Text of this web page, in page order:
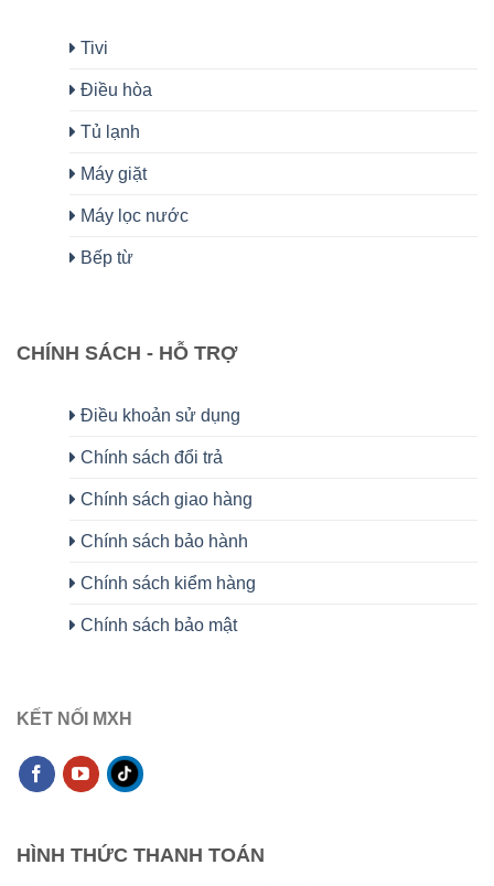
Tivi
Điều hòa
Tủ lạnh
Máy giặt
Máy lọc nước
Bếp từ
CHÍNH SÁCH - HỖ TRỢ
Điều khoản sử dụng
Chính sách đổi trả
Chính sách giao hàng
Chính sách bảo hành
Chính sách kiểm hàng
Chính sách bảo mật
KẾT NỐI MXH
HÌNH THỨC THANH TOÁN